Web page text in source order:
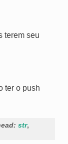
terem seu
ter o push
: str,